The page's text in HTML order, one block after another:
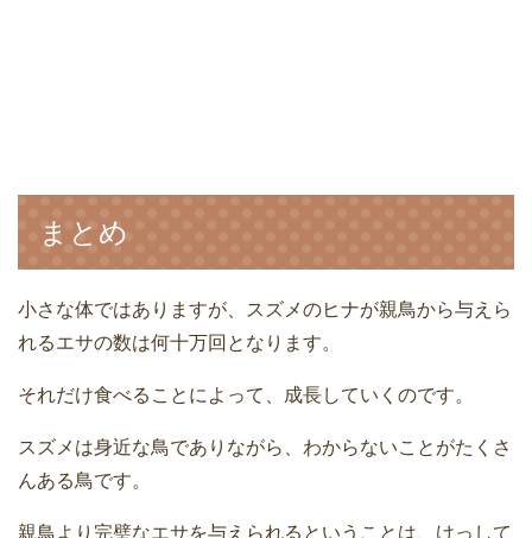
まとめ
小さな体ではありますが、スズメのヒナが親鳥から与えら
れるエサの数は何十万回となります。
それだけ食べることによって、成長していくのです。
スズメは身近な鳥でありながら、わからないことがたくさ
んある鳥です。
親鳥より完璧なエサを与えられるということは、けっして